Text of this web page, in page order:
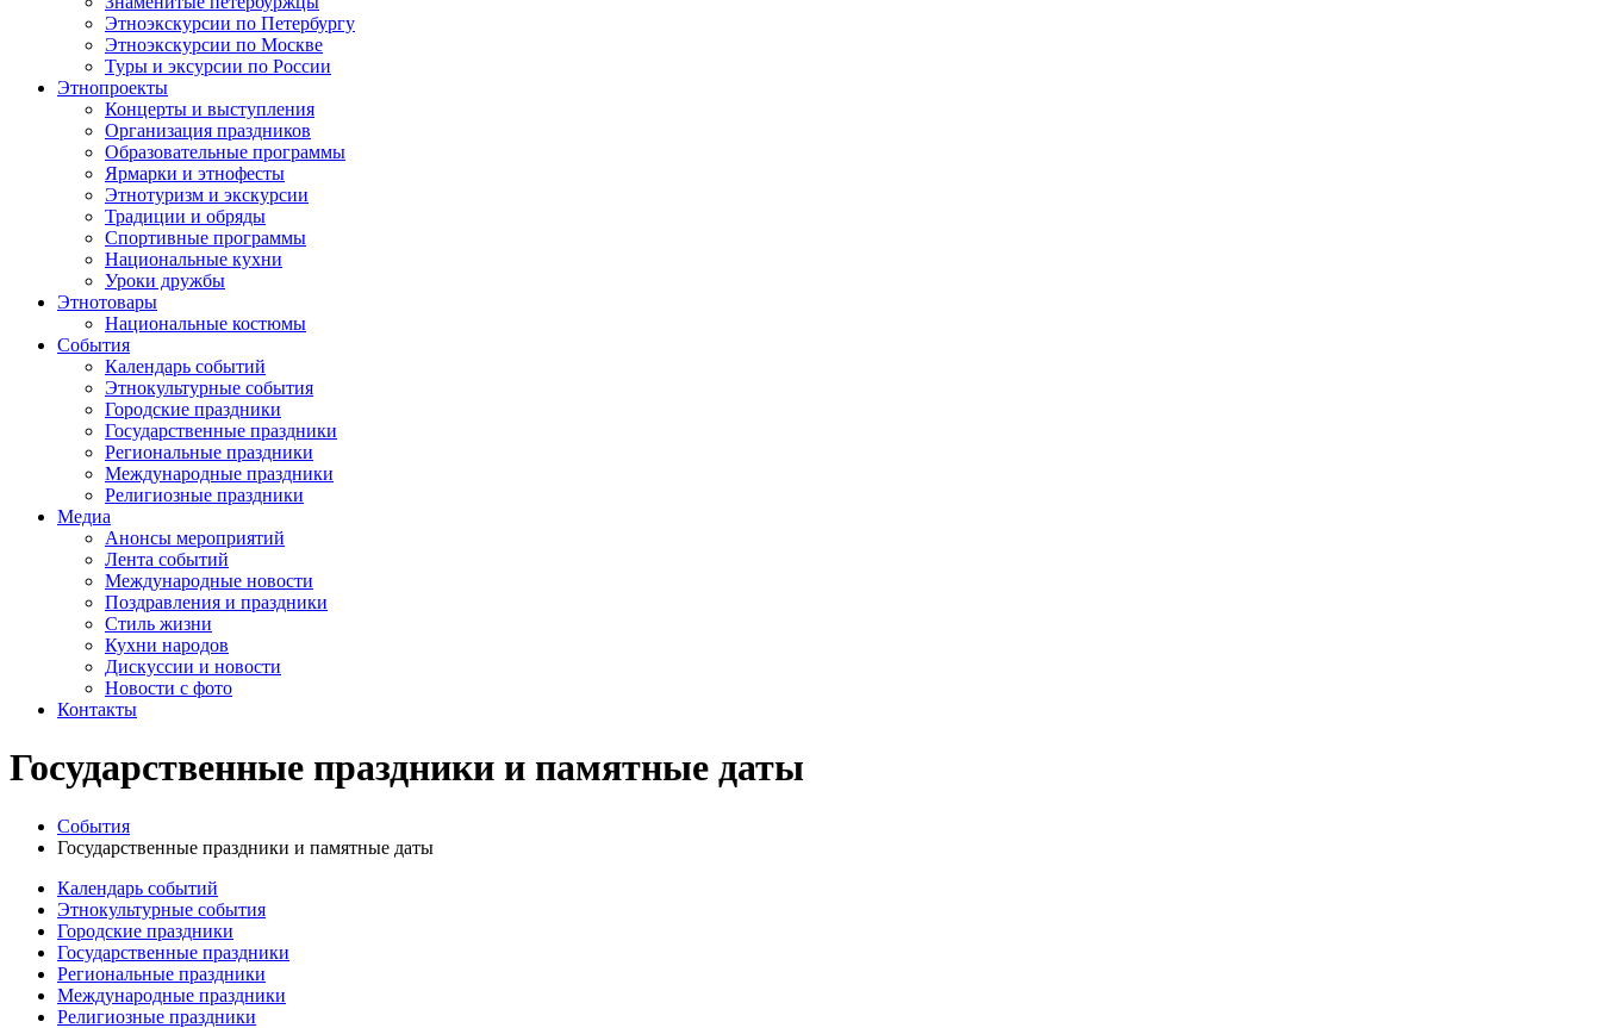
Этноэкскурсии по Петербургу
Этноэкскурсии по Москве
Туры и эксурсии по России
Этнопроекты
Концерты и выступления
Организация праздников
Образовательные программы
Ярмарки и этнофесты
Этнотуризм и экскурсии
Традиции и обряды
Спортивные программы
Национальные кухни
Уроки дружбы
Этнотовары
Национальные костюмы
События
Календарь событий
Этнокультурные события
Городские праздники
Государственные праздники
Региональные праздники
Международные праздники
Религиозные праздники
Медиа
Анонсы мероприятий
Лента событий
Международные новости
Поздравления и праздники
Cтиль жизни
Кухни народов
Дискуссии и новости
Новости с фото
Контакты
Государственные праздники и памятные даты
События
Государственные праздники и памятные даты
Календарь событий
Этнокультурные события
Городские праздники
Государственные праздники
Региональные праздники
Международные праздники
Религиозные праздники